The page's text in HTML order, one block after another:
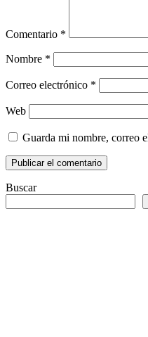
Comentario *
Nombre *
Correo electrónico *
Web
Guarda mi nombre, correo
Buscar